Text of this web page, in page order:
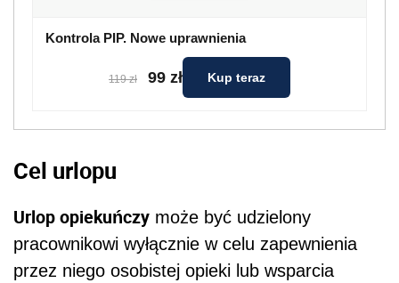
Kontrola PIP. Nowe uprawnienia
119 zł 99 zł Kup teraz
Cel urlopu
Urlop opiekuńczy może być udzielony
pracownikowi wyłącznie w celu zapewnienia
przez niego osobistej opieki lub wsparcia